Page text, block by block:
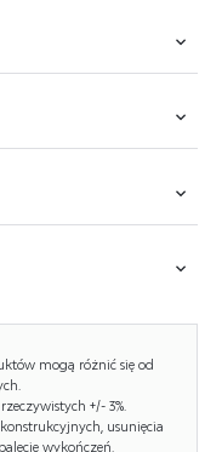
fotel z funkcją
#38
MAVEL, tkanina velvet
mogą różnić się od
+/- 3%.
usunięcia
wykończeń.